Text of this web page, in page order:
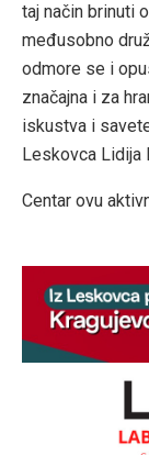
taj način brinuti
međusobno
odmore se i
značajna i za
iskustva i
Leskovca Lidija
Centar ovu